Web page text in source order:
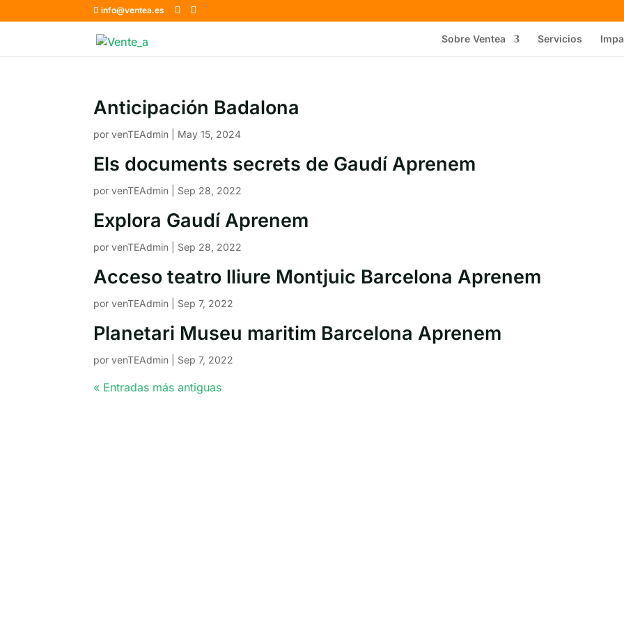
info@ventea.es
Sobre Ventea Servicios
Anticipación Badalona
porvenTEAdmin May 15, 2024
Els documents secrets de Gaudí Aprenem
porvenTEAdmin Sep 28, 2022
Explora Gaudí Aprenem
porvenTEAdmin Sep 28, 2022
Acceso teatro lliure Montjuic Barcelona Aprenem
porvenTEAdmin Sep 7, 2022
Planetari Museu maritim Barcelona Aprenem
porvenTEAdmin Sep 7, 2022
« Entradas más antiguas